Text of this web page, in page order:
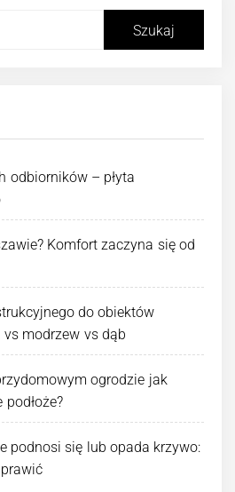
odbiorników – płyta
Komfort zaczyna się od
do obiektów
modrzew vs dąb
ogrodzie jak
podnosi się lub opada krzywo: